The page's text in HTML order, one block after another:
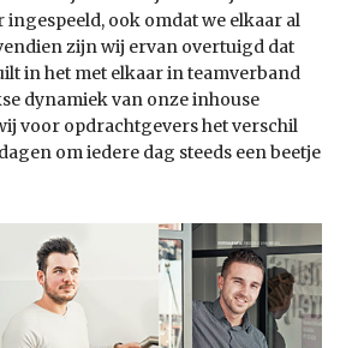
ingespeeld, ook omdat we elkaar al
zijn wij ervan overtuigd dat
in het met elkaar in teamverband
dynamiek van onze inhouse
voor opdrachtgevers het verschil
om iedere dag steeds een beetje